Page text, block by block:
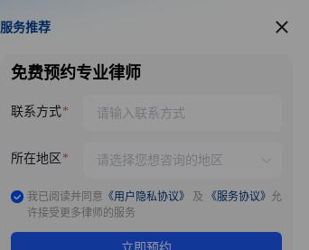
服务推荐
服务推荐
免费预约专业律师
联系方式
所在地区
我已阅读并同意 《用户隐私协议》 及 《服务协议》 允
许接受更多律师的服务